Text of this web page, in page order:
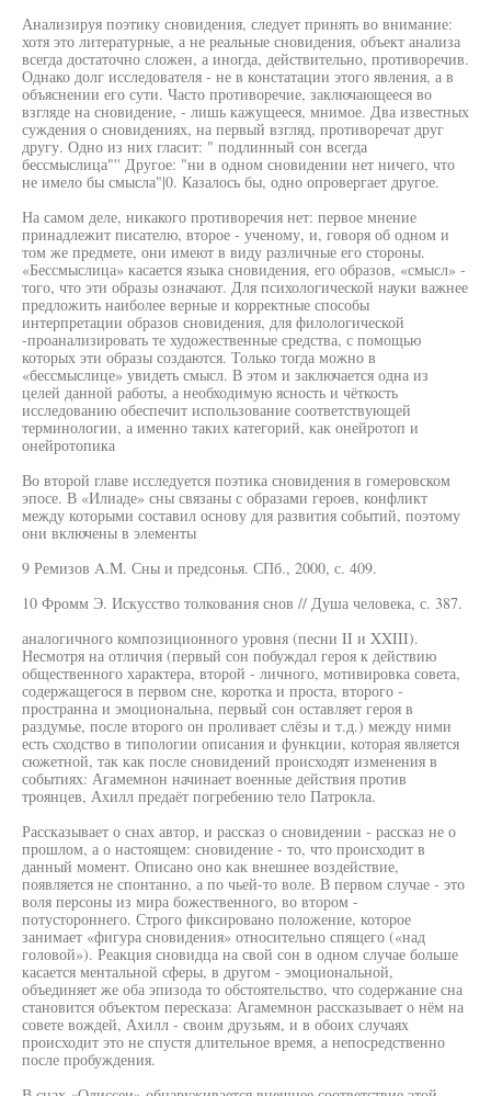
Анализируя поэтику сновидения, следует принять во внимание:
хотя это литературные, а не реальные сновидения, объект анализа
всегда достаточно сложен, а иногда, действительно, противоречив.
Однако долг исследователя - не в констатации этого явления, а в
объяснении его сути. Часто противоречие, заключающееся во
взгляде на сновидение, - лишь кажущееся, мнимое. Два известных
суждения о сновидениях, на первый взгляд, противоречат друг
другу. Одно из них гласит: " подлинный сон всегда
бессмыслица"'' Другое: "ни в одном сновидении нет ничего, что
не имело бы смысла"|0. Казалось бы, одно опровергает другое.
На самом деле, никакого противоречия нет: первое мнение
принадлежит писателю, второе - ученому, и, говоря об одном и
том же предмете, они имеют в виду различные его стороны.
«Бессмыслица» касается языка сновидения, его образов, «смысл» -
того, что эти образы означают. Для психологической науки важнее
предложить наиболее верные и корректные способы
интерпретации образов сновидения, для филологической
-проанализировать те художественные средства, с помощью
которых эти образы создаются. Только тогда можно в
«бессмыслице» увидеть смысл. В этом и заключается одна из
целей данной работы, а необходимую ясность и чёткость
исследованию обеспечит использование соответствующей
терминологии, а именно таких категорий, как онейротоп и
онейротопика
Во второй главе исследуется поэтика сновидения в гомеровском
эпосе. В «Илиаде» сны связаны с образами героев, конфликт
между которыми составил основу для развития событий, поэтому
они включены в элементы
9 Ремизов A.M. Сны и предсонья. СПб., 2000, с. 409.
10 Фромм Э. Искусство толкования снов // Душа человека, с. 387.
аналогичного композиционного уровня (песни II и XXIII).
Несмотря на отличия (первый сон побуждал героя к действию
общественного характера, второй - личного, мотивировка совета,
содержащегося в первом сне, коротка и проста, второго -
пространна и эмоциональна, первый сон оставляет героя в
раздумье, после второго он проливает слёзы и т.д.) между ними
есть сходство в типологии описания и функции, которая является
сюжетной, так как после сновидений происходят изменения в
событиях: Агамемнон начинает военные действия против
троянцев, Ахилл предаёт погребению тело Патрокла.
Рассказывает о снах автор, и рассказ о сновидении - рассказ не о
прошлом, а о настоящем: сновидение - то, что происходит в
данный момент. Описано оно как внешнее воздействие,
появляется не спонтанно, а по чьей-то воле. В первом случае - это
воля персоны из мира божественного, во втором -
потустороннего. Строго фиксировано положение, которое
занимает «фигура сновидения» относительно спящего («над
головой»). Реакция сновидца на свой сон в одном случае больше
касается ментальной сферы, в другом - эмоциональной,
объединяет же оба эпизода то обстоятельство, что содержание сна
становится объектом пересказа: Агамемнон рассказывает о нём на
совете вождей, Ахилл - своим друзьям, и в обоих случаях
происходит это не спустя длительное время, а непосредственно
после пробуждения.